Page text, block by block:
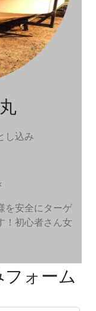
し込み
を安全にターゲ
！初心者さん女
ォーム